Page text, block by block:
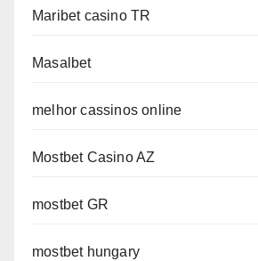
Maribet casino TR
Masalbet
melhor cassinos online
Mostbet Casino AZ
mostbet GR
mostbet hungary